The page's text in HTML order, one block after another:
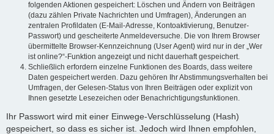
folgenden Aktionen gespeichert: Löschen und Ändern von Beiträgen
(dazu zählen Private Nachrichten und Umfragen), Änderungen an
zentralen Profildaten (E-Mail-Adresse, Kontoaktivierung, Benutzer-
Passwort) und gescheiterte Anmeldeversuche. Die von Ihrem Browser
übermittelte Browser-Kennzeichnung (User Agent) wird nur in der „Wer
ist online?“-Funktion angezeigt und nicht dauerhaft gespeichert.
Schließlich erfordern einzelne Funktionen des Boards, dass weitere
Daten gespeichert werden. Dazu gehören Ihr Abstimmungsverhalten bei
Umfragen, der Gelesen-Status von Ihren Beiträgen oder explizit von
Ihnen gesetzte Lesezeichen oder Benachrichtigungsfunktionen.
Ihr Passwort wird mit einer Einwege-Verschlüsselung (Hash)
gespeichert, so dass es sicher ist. Jedoch wird Ihnen empfohlen,